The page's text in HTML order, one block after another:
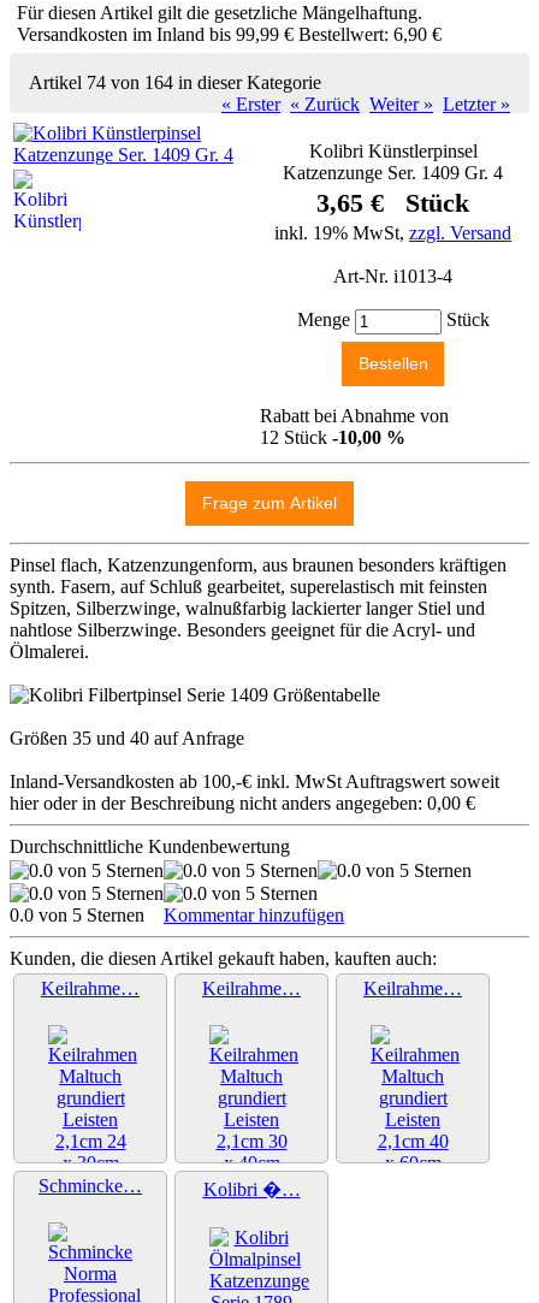
Für diesen Artikel gilt die gesetzliche Mängelhaftung.
Versandkosten im Inland bis 99,99 € Bestellwert: 6,90 €
Artikel 74 von 164 in dieser Kategorie
« Erster « Zurück Weiter » Letzter »
Kolibri Künstlerpinsel
Katzenzunge Ser. 1409 Gr. 4
3,65 € Stück
inkl. 19% MwSt, zzgl. Versand
Art-Nr. i1013-4
Menge Stück
Rabatt bei Abnahme von
12 Stück -10,00 %
Pinsel flach, Katzenzungenform, aus braunen besonders kräftigen
synth. Fasern, auf Schluß gearbeitet, superelastisch mit feinsten
Spitzen, Silberzwinge, walnußfarbig lackierter langer Stiel und
nahtlose Silberzwinge. Besonders geeignet für die Acryl- und
Ölmalerei.
Größen 35 und 40 auf Anfrage
Inland-Versandkosten ab 100,-€ inkl. MwSt Auftragswert soweit
hier oder in der Beschreibung nicht anders angegeben: 0,00 €
Durchschnittliche Kundenbewertung
0.0 von 5 Sternen Kommentar hinzufügen
Kunden, die diesen Artikel gekauft haben, kauften auch:
Keilrahme…
Weiter »
Keilrahme…
Weiter »
Keilrahme…
Schmincke… Kolibri �…